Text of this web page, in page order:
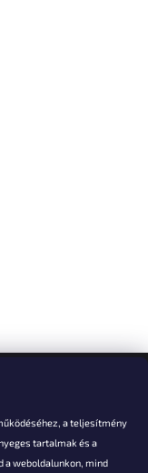
a teljesítmény
tartalmak és a
weboldalunkon, mind